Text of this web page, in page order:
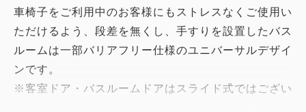
車椅子をご利用中のお客様にもストレスなくご使用い
ただけるよう、段差を無くし、手すりを設置したバス
ルームは一部バリアフリー仕様のユニバーサルデザイ
ンです。
※客室ドア・バスルームドアはスライド式ではござい